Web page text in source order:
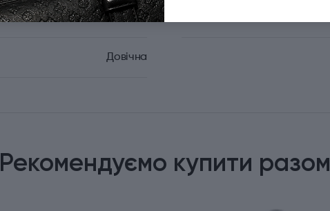
VICTORINOX ZODIAC
Довічна
Рекомендуємо купити разом